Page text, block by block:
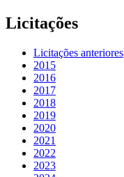
Licitações
Licitações anteriores
2015
2016
2017
2018
2019
2020
2021
2022
2023